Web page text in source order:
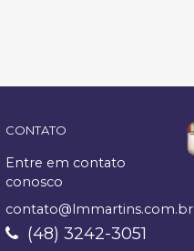
CONTATO
Entre em contato
conosco
contato@lmmartins.com.br
(48) 3242-3051